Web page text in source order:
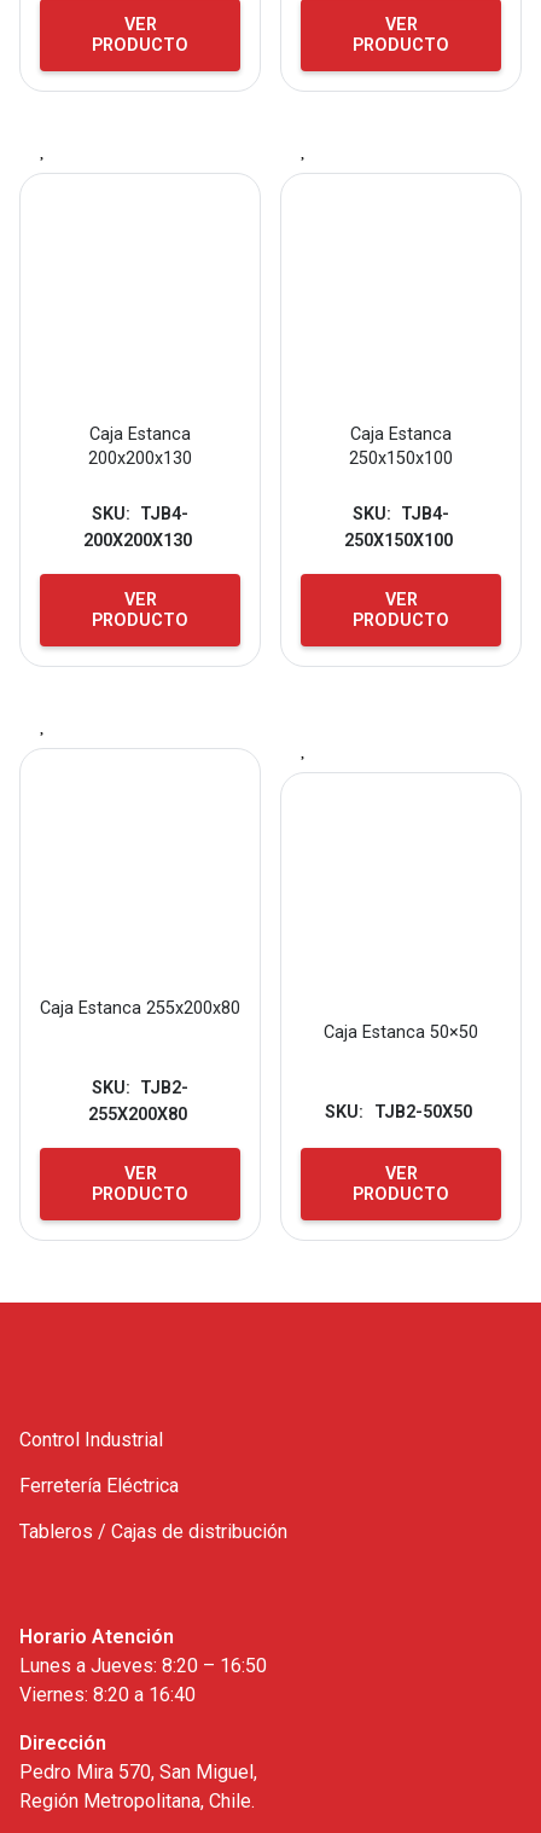
VER
PRODUCTO
VER
PRODUCTO
Caja Estanca
200x200x130
SKU: TJB4-
200X200X130
VER
PRODUCTO
Caja Estanca
250x150x100
SKU: TJB4-
250X150X100
VER
PRODUCTO
Caja Estanca 255x200x80
SKU: TJB2-
255X200X80
VER
PRODUCTO
Caja Estanca 50×50
SKU: TJB2-50X50
VER
PRODUCTO
Control Industrial
Ferretería Eléctrica
Tableros / Cajas de distribución
Horario Atención
Lunes a Jueves: 8:20 – 16:50
Viernes: 8:20 a 16:40
Dirección
Pedro Mira 570, San Miguel,
Región Metropolitana, Chile.